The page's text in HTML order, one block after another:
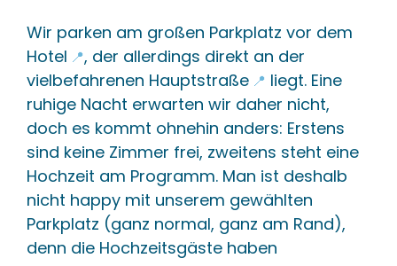
Sarande
Strandabschnitt eines Hotels in Sarande, Albanien.
🔗 In diesem Content
Butrint
Archäologische Stätte und UNESCO-
Weltkulturerbe nahe Sarande, Albanien.
🔗 In diesem Content
Wir parken am großen Parkplatz vor dem
Hotel 📍, der allerdings direkt an der
vielbefahrenen Hauptstraße 📍 liegt. Eine
ruhige Nacht erwarten wir daher nicht,
doch es kommt ohnehin anders: Erstens
sind keine Zimmer frei, zweitens steht eine
Hochzeit am Programm. Man ist deshalb
nicht happy mit unserem gewählten
Parkplatz (ganz normal, ganz am Rand),
denn die Hochzeitsgäste haben